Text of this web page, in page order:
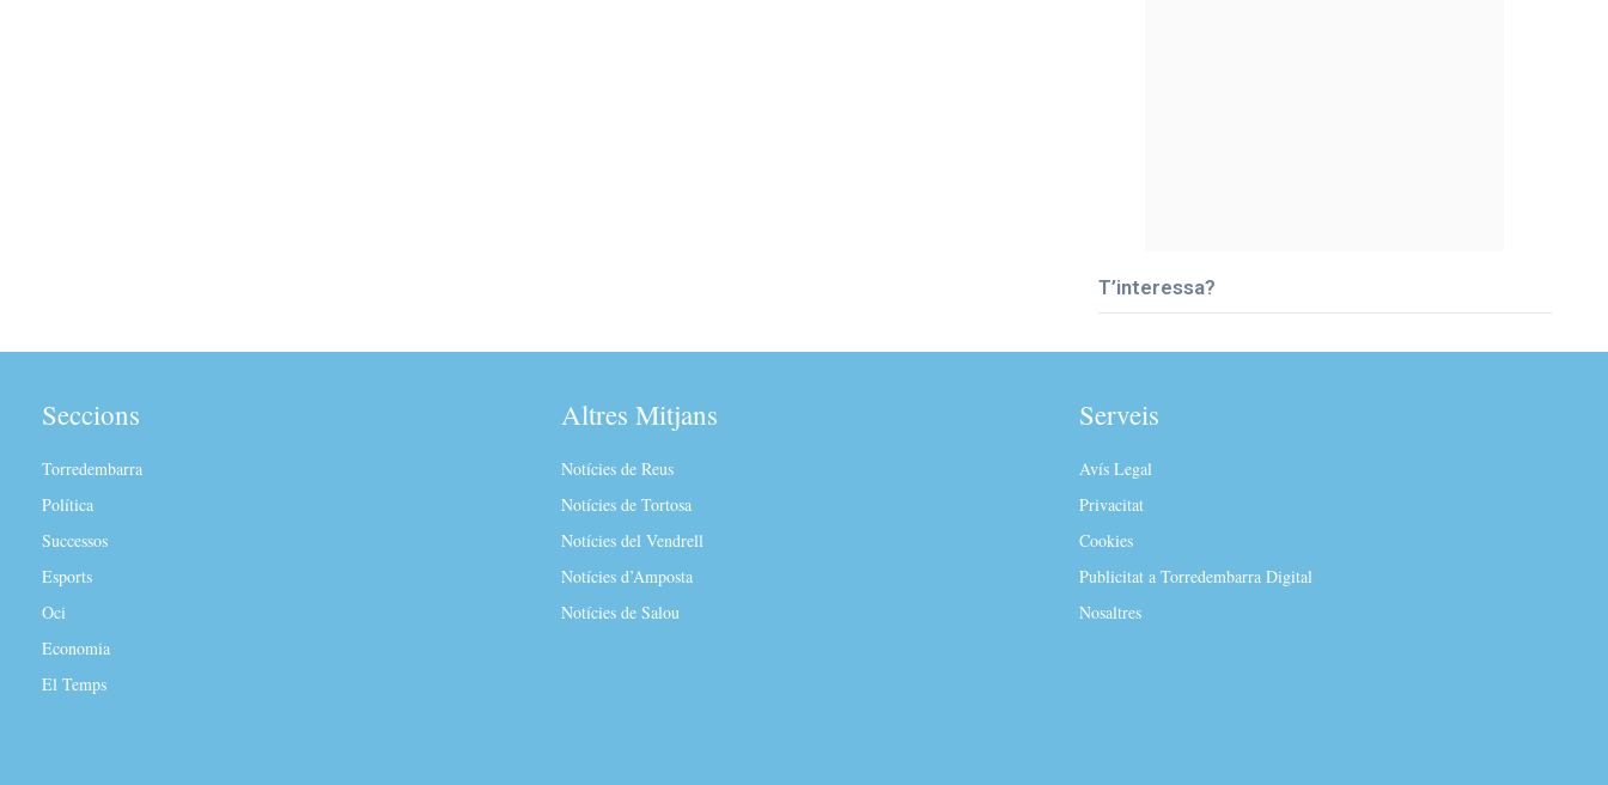
T’interessa?
Seccions
Torredembarra
Política
Successos
Esports
Oci
Economia
El Temps
Altres Mitjans
Notícies de Reus
Notícies de Tortosa
Notícies del Vendrell
Notícies d’Amposta
Notícies de Salou
Serveis
Avís Legal
Privacitat
Cookies
Publicitat a Torredembarra Digital
Nosaltres